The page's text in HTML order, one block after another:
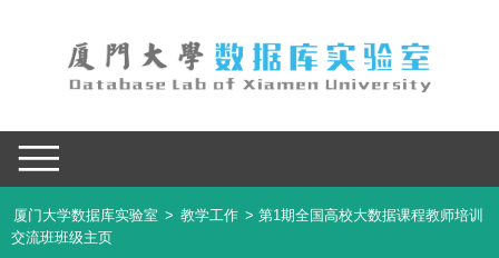
厦门大学数据库实验室 > 教学工作 > 第1期全国高校大数据课程教师培训
交流班班级主页